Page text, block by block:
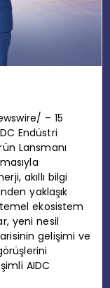
– 15
Endüstri
Lansmanı
akıllı bilgi
yaklaşık
ekosistem
yeni nesil
gelişimi ve
AIDC